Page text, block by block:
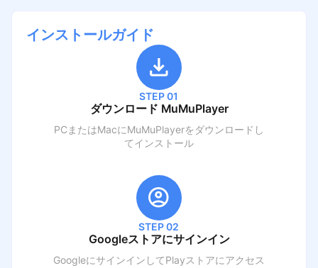
インストールガイド
STEP 01
ダウンロード MuMuPlayer
PCまたはMacにMuMuPlayerをダウンロードし
てインストール
STEP 02
Googleストアにサインイン
GoogleにサインインしてPlayストアにアクセス